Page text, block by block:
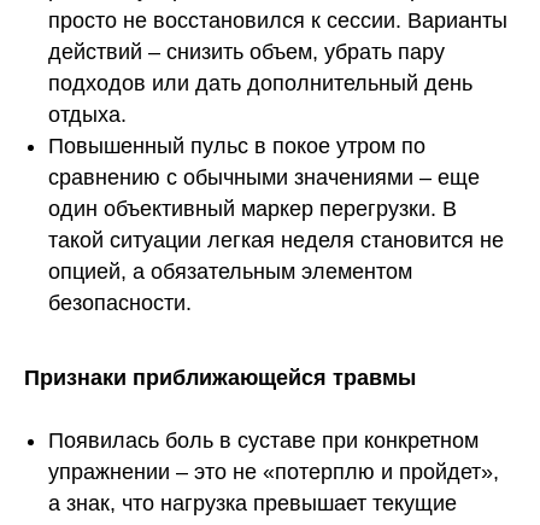
просто не восстановился к сессии. Варианты
действий – снизить объем, убрать пару
подходов или дать дополнительный день
отдыха.
Повышенный пульс в покое утром по
сравнению с обычными значениями – еще
один объективный маркер перегрузки. В
такой ситуации легкая неделя становится не
опцией, а обязательным элементом
безопасности.
Признаки приближающейся травмы
Появилась боль в суставе при конкретном
упражнении – это не «потерплю и пройдет»,
а знак, что нагрузка превышает текущие